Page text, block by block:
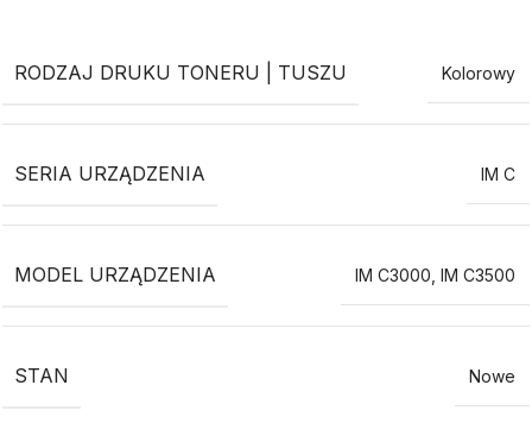
RODZAJ DRUKU TONERU | TUSZU Kolorowy
SERIA URZĄDZENIA IM C
MODEL URZĄDZENIA IM C3000 IM C3500
STAN Nowe